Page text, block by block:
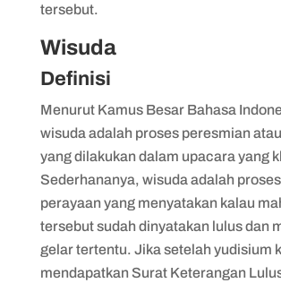
tersebut.
Wisuda
Definisi
Menurut Kamus Besar Bahasa
wisuda adalah proses peresmian
yang dilakukan dalam upacara yang
Sederhananya, wisuda adalah
perayaan yang menyatakan kalau
tersebut sudah dinyatakan lulus dan
gelar tertentu. Jika setelah yudisium
mendapatkan Surat Keterangan